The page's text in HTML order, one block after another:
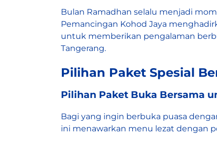
Bulan Ramadhan selalu menjadi
Pemancingan Kohod Jaya
untuk memberikan pengalaman
Tangerang.
Pilihan Paket Spesial
Pilihan Paket Buka Bersama
Bagi yang ingin berbuka puasa
ini menawarkan menu lezat dengan